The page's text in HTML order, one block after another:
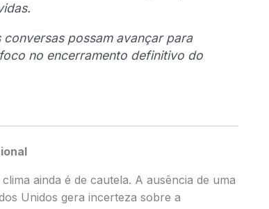
possam avançar para
no encerramento definitivo do
ainda é de cautela. A ausência de uma
Unidos gera incerteza sobre a